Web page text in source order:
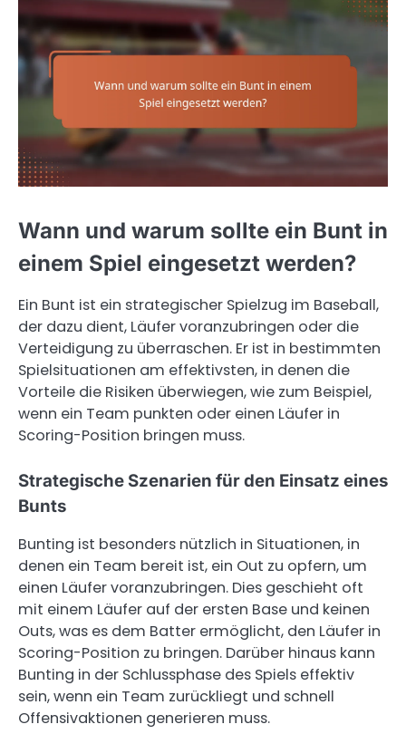
Wann und warum sollte ein Bunt in
einem Spiel eingesetzt werden?
Ein Bunt ist ein strategischer Spielzug im Baseball,
der dazu dient, Läufer voranzubringen oder die
Verteidigung zu überraschen. Er ist in bestimmten
Spielsituationen am effektivsten, in denen die
Vorteile die Risiken überwiegen, wie zum Beispiel,
wenn ein Team punkten oder einen Läufer in
Scoring-Position bringen muss.
Strategische Szenarien für den Einsatz eines
Bunts
Bunting ist besonders nützlich in Situationen, in
denen ein Team bereit ist, ein Out zu opfern, um
einen Läufer voranzubringen. Dies geschieht oft
mit einem Läufer auf der ersten Base und keinen
Outs, was es dem Batter ermöglicht, den Läufer in
Scoring-Position zu bringen. Darüber hinaus kann
Bunting in der Schlussphase des Spiels effektiv
sein, wenn ein Team zurückliegt und schnell
Offensivaktionen generieren muss.